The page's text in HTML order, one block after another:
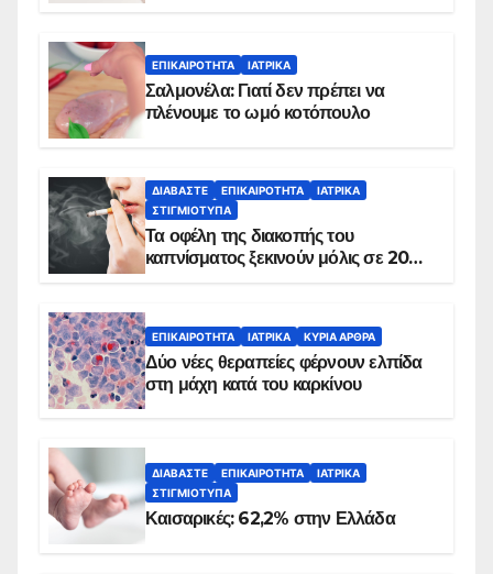
ΕΠΙΚΑΙΡΌΤΗΤΑ ΙΑΤΡΙΚΆ
Σαλμονέλα: Γιατί δεν πρέπει να
πλένουμε το ωμό κοτόπουλο
ΔΙΑΒΆΣΤΕ ΕΠΙΚΑΙΡΌΤΗΤΑ
ΙΑΤΡΙΚΆ
ΣΤΙΓΜΙΌΤΥΠΑ
Τα οφέλη της διακοπής του
καπνίσματος ξεκινούν μόλις σε 20
ΕΠΙΚΑΙΡΌΤΗΤΑ ΙΑΤΡΙΚΆ ΚΥΡΙΑ ΑΡΘΡΑ
Δύο νέες θεραπείες φέρνουν ελπίδα
στη μάχη κατά του καρκίνου
ΔΙΑΒΆΣΤΕ ΕΠΙΚΑΙΡΌΤΗΤΑ
ΙΑΤΡΙΚΆ
ΣΤΙΓΜΙΌΤΥΠΑ
Καισαρικές: 62,2% στην Ελλάδα